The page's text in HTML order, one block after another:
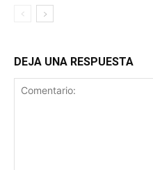
DEJA UNA RESPUESTA